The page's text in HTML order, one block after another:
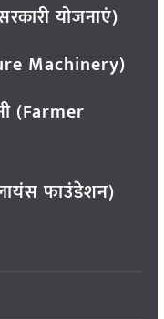
योजनाएं)
Machinery)
(Farmer
फाउंडेशन)